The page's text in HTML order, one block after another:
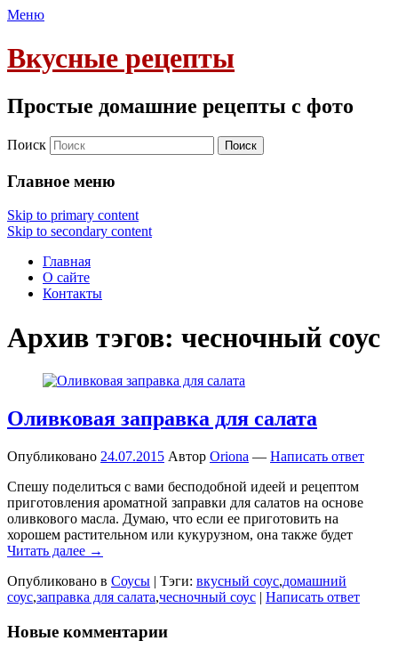
Меню
Вкусные рецепты
Простые домашние рецепты с фото
Поиск
Главное меню
Skip to primary content
Skip to secondary content
Главная
О сайте
Контакты
Архив тэгов: чесночный соус
Оливковая заправка для салата
Опубликовано 24.07.2015 Автор Oriona — Написать ответ
Спешу поделиться с вами бесподобной идеей и рецептом
приготовления ароматной заправки для салатов на основе
оливкового масла. Думаю, что если ее приготовить на
хорошем растительном или кукурузном, она также будет
Читать далее →
Опубликовано в Соусы | Тэги: вкусный соус,домашний
соус,заправка для салата,чесночный соус | Написать ответ
Новые комментарии